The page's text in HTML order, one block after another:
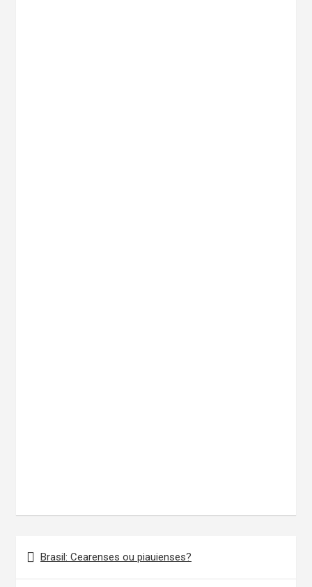
de
Brasil: Cearenses ou piauienses?